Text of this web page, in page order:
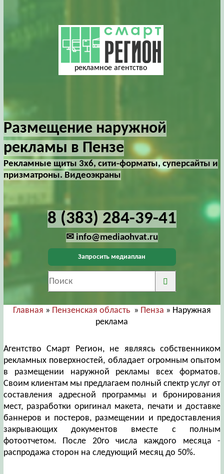
рекламное агентство
Размещение наружной
рекламы в Пензе
Рекламные щиты 3х6, сити-форматы, суперсайты и
призматроны. Видеоэкраны
8 (383) 284-39-41
✉ info@mediaohvat.ru
Запросить медиаплан
Главная » Пензенская область» Пенза » Наружная
реклама
Агентство Смарт Регион, не являясь собственником
рекламных поверхностей, обладает огромным опытом
в размещении наружной рекламы всех форматов.
Своим клиентам мы предлагаем полный спектр услуг от
составления адресной программы и бронирования
мест, разработки оригинал макета, печати и доставке
баннеров и постеров, размещении и предоставления
закрывающих документов вместе с полным
фотоотчетом. После 20го числа каждого месяца -
распродажа сторон на следующий месяц до 50%.